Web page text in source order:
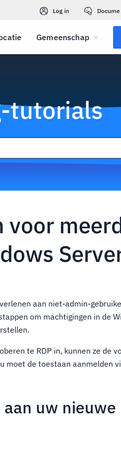
Log in
Gemeenschap
tutorials
aan niet-admin-
om machtigingen in de
te RDP in, kunnen ze de
moet de toestaan aanmelden
uw nieuwe